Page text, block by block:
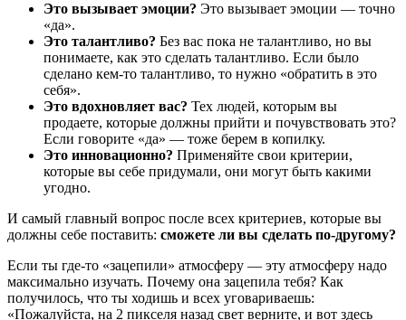
Это вызывает эмоции? Это вызывает эмоции — точно
«да».
Это талантливо? Без вас пока не талантливо, но вы
понимаете, как это сделать талантливо. Если было
сделано кем-то талантливо, то нужно «обратить в это
себя».
Это вдохновляет вас? Тех людей, которым вы
продаете, которые должны прийти и почувствовать это?
Если говорите «да» — тоже берем в копилку.
Это инновационно? Применяйте свои критерии,
которые вы себе придумали, они могут быть какими
угодно.
И самый главный вопрос после всех критериев, которые вы
должны себе поставить: сможете ли вы сделать по-другому?
Если ты где-то «зацепили» атмосферу — эту атмосферу надо
максимально изучать. Почему она зацепила тебя? Как
получилось, что ты ходишь и всех уговариваешь:
«Пожалуйста, на 2 пикселя назад свет верните, и вот здесь